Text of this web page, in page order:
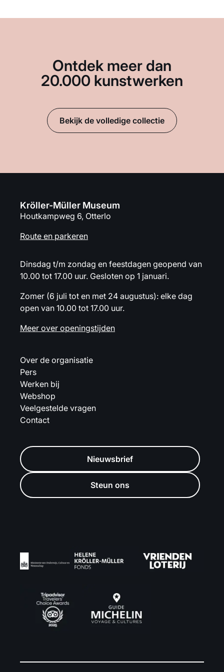
Ontdek meer dan
20.000 kunstwerken
Bekijk de volledige collectie
Kröller-Müller Museum
Houtkampweg 6, Otterlo
Route en parkeren
Dinsdag t/m zondag en feestdagen geopend van
10.00 tot 17.00 uur. Gesloten op 1 januari.
Zomer (6 juli tot en met 24 augustus): elke dag
open van 10.00 tot 17.00 uur.
Meer over openingstijden
Over de organisatie
Pers
Werken bij
Webshop
Veelgestelde vragen
Contact
Nieuwsbrief
Steun ons